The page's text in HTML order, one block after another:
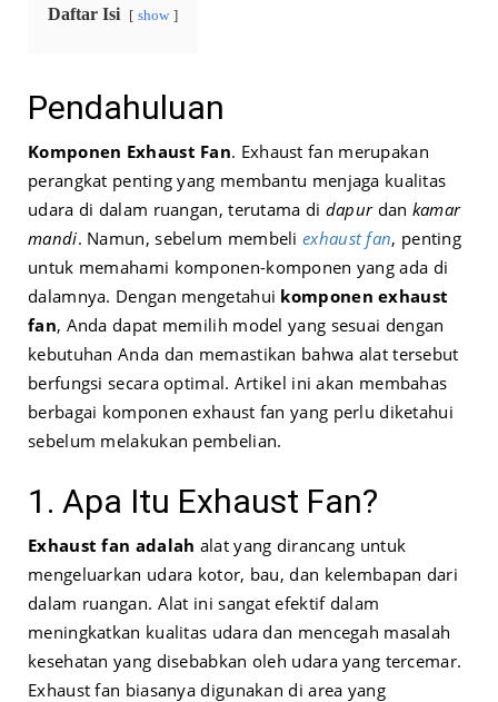
Daftar Isi show
Pendahuluan
Komponen Exhaust Fan. Exhaust fan merupakan
perangkat penting yang membantu menjaga kualitas
udara di dalam ruangan, terutama di dapurdan kamar
mandi. Namun, sebelum membeli exhaust fan, penting
untuk memahami komponen-komponen yang ada di
dalamnya. Dengan mengetahui komponen exhaust
fan, Anda dapat memilih model yang sesuai dengan
kebutuhan Anda dan memastikan bahwa alat tersebut
berfungsi secara optimal. Artikel ini akan membahas
berbagai komponen exhaust fan yang perlu diketahui
sebelum melakukan pembelian.
1. Apa Itu Exhaust Fan?
Exhaust fan adalah alat yang dirancang untuk
mengeluarkan udara kotor, bau, dan kelembapan dari
dalam ruangan. Alat ini sangat efektif dalam
meningkatkan kualitas udara dan mencegah masalah
kesehatan yang disebabkan oleh udara yang tercemar.
Exhaust fan biasanya digunakan di area yang